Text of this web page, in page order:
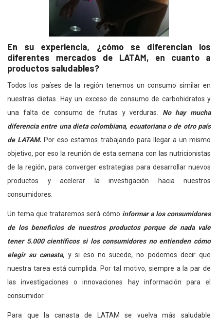
En su experiencia, ¿cómo se diferencian los
diferentes mercados de LATAM, en cuanto a
productos saludables?
Todos los países de la región tenemos un consumo similar en
nuestras dietas. Hay un exceso de consumo de carbohidratos y
una falta de consumo de frutas y verduras. No hay mucha
diferencia entre una dieta colombiana, ecuatoriana o de otro país
de LATAM. Por eso estamos trabajando para llegar a un mismo
objetivo, por eso la reunión de esta semana con las nutricionistas
de la región, para converger estrategias para desarrollar nuevos
productos y acelerar la investigación hacia nuestros
consumidores.
Un tema que trataremos será cómo informar a los consumidores
de los beneficios de nuestros productos porque de nada vale
tener 5.000 científicos si los consumidores no entienden cómo
elegir su canasta, y si eso no sucede, no podemos decir que
nuestra tarea está cumplida. Por tal motivo, siempre a la par de
las investigaciones o innovaciones hay información para el
consumidor.
Para que la canasta de LATAM se vuelva más saludable